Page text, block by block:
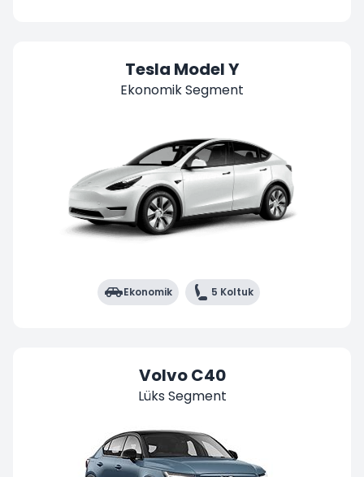
Tesla Model Y
Ekonomik Segment
Ekonomik 5 Koltuk
Volvo C40
Lüks Segment